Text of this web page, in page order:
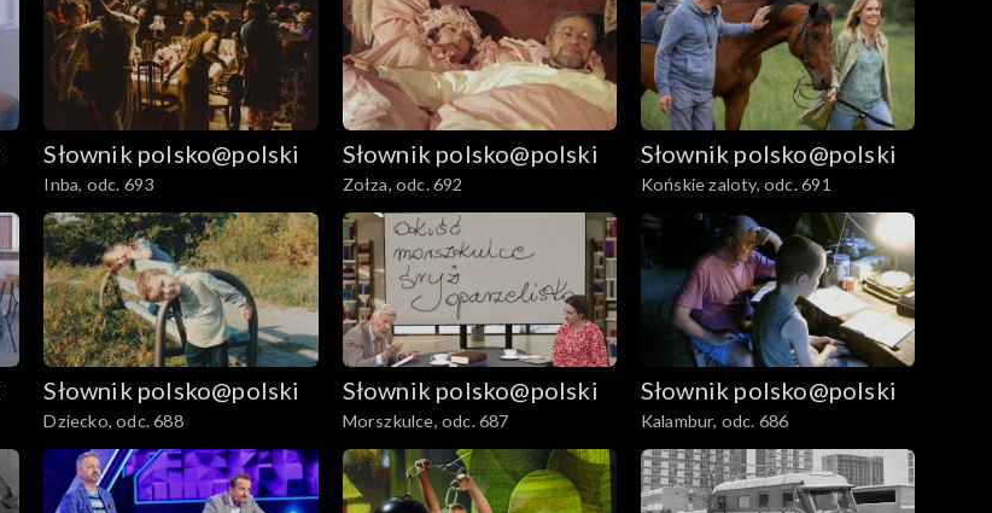
Słownik polsko@polski
Inba, odc. 693
Słownik polsko@polski
Zołza, odc. 692
Słownik polsko@polski
Końskie zaloty, odc. 691
Słownik polsko@polski
Dziecko, odc. 688
Słownik polsko@polski
Morszkulce, odc. 687
Słownik polsko@polski
Kalambur, odc. 686